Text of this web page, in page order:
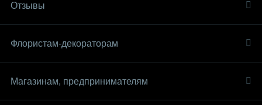
Отзывы
Флористам-декораторам
Магазинам, предпринимателям